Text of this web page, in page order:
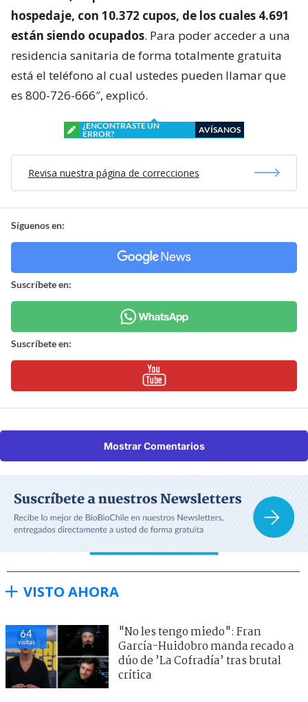
hospedaje, con 10.372 cupos, de los cuales 4.691
están siendo ocupados. Para poder acceder a una
residencia sanitaria de forma totalmente gratuita
está el teléfono al cual ustedes pueden llamar que
es 800-726-666″, explicó.
¿ENCONTRASTE UN
ERROR?
AVÍSANOS
Revisa nuestra página de correcciones
Síguenos en:
Suscríbete en:
Suscríbete en:
Mostrar Comentarios
VISTO AHORA
64
visitas
"No les tengo miedo": Fran
García-Huidobro manda recado a
dúo de ’La Cofradía’ tras brutal
crítica